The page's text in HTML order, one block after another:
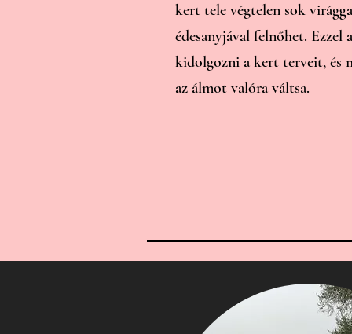
kert tele végtelen sok
édesanyjával felnőhet. Ezzel
kidolgozni a kert terveit, és
az álmot valóra váltsa.